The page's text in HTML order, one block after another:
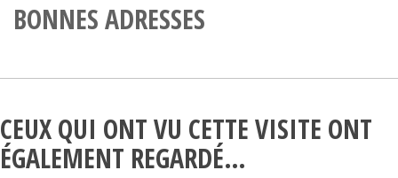
BONNES ADRESSES
CEUX QUI ONT VU CETTE VISITE ONT
ÉGALEMENT REGARDÉ…